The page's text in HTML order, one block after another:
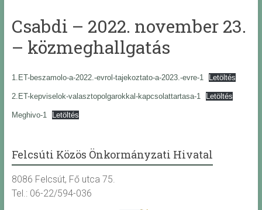
Csabdi – 2022. november 23.
– közmeghallgatás
1.ET-beszamolo-a-2022.-evrol-tajekoztato-a-2023.-evre-1 Letöltés
2.ET-kepviselok-valasztopolgarokkal-kapcsolattartasa-1 Letöltés
Meghivo-1 Letöltés
Felcsúti Közös Önkormányzati Hivatal
8086 Felcsút, Fő utca 75.
Tel.: 06-22/594-036